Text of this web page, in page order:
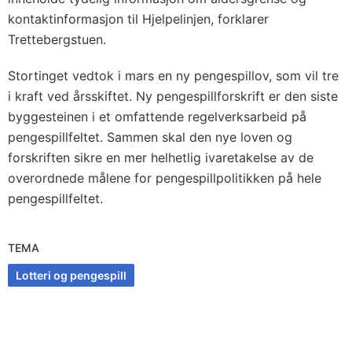
kontaktinformasjon til Hjelpelinjen, forklarer
Trettebergstuen.
Stortinget vedtok i mars en ny pengespillov, som vil tre
i kraft ved årsskiftet. Ny pengespillforskrift er den siste
byggesteinen i et omfattende regelverksarbeid på
pengespillfeltet. Sammen skal den nye loven og
forskriften sikre en mer helhetlig ivaretakelse av de
overordnede målene for pengespillpolitikken på hele
pengespillfeltet.
TEMA
Lotteri og pengespill